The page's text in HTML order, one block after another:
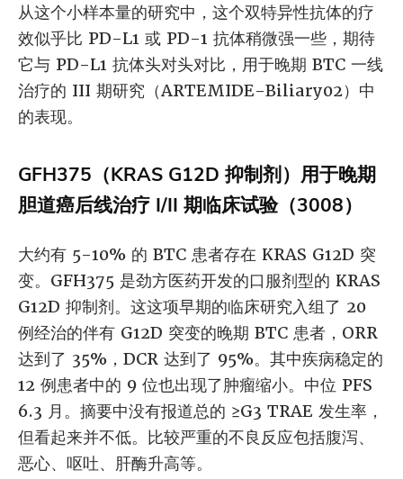
从这个小样本量的研究中，这个双特异性抗体的疗
效似乎比 PD-L1 或 PD-1 抗体稍微强一些，期待
它与 PD-L1 抗体头对头对比，用于晚期 BTC 一线
治疗的 III 期研究（ARTEMIDE-Biliary02）中
的表现。
GFH375（KRAS G12D 抑制剂）用于晚期
胆道癌后线治疗 I/II 期临床试验（3008）
大约有 5-10% 的 BTC 患者存在 KRAS G12D 突
变。GFH375 是劲方医药开发的口服剂型的 KRAS
G12D 抑制剂。这这项早期的临床研究入组了 20
例经治的伴有 G12D 突变的晚期 BTC 患者，ORR
达到了 35%，DCR 达到了 95%。其中疾病稳定的
12 例患者中的 9 位也出现了肿瘤缩小。中位 PFS
6.3 月。摘要中没有报道总的 ≥G3 TRAE 发生率，
但看起来并不低。比较严重的不良反应包括腹泻、
恶心、呕吐、肝酶升高等。